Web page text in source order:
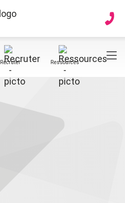
Recruter Ressources